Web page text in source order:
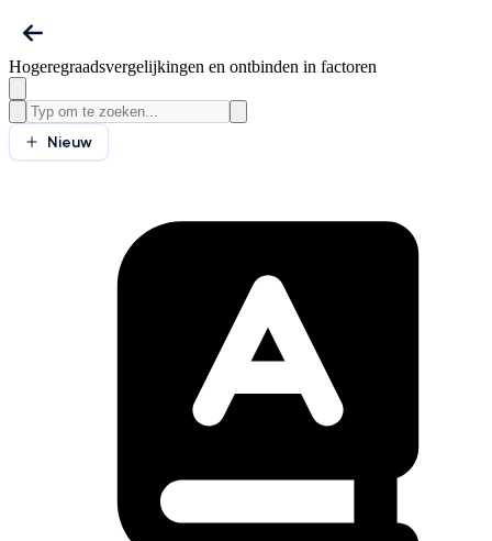
Hogeregraadsvergelijkingen en ontbinden in factoren
Nieuw